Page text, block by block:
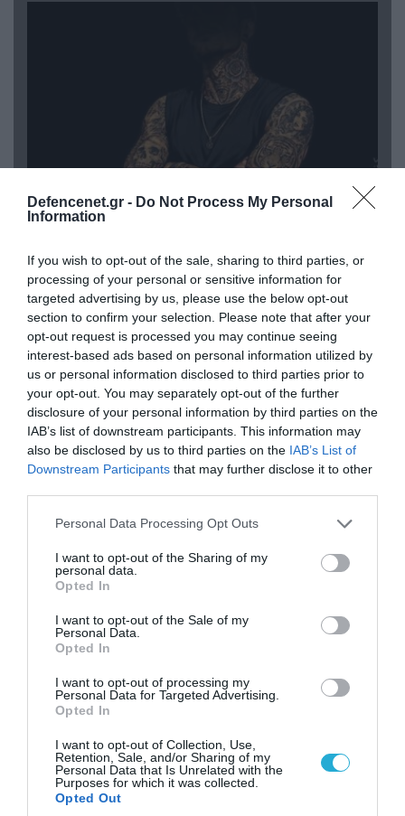
Defencenet.gr - Do Not Process My Personal
Information
If you wish to opt-out of the sale, sharing to third parties, or
processing of your personal or sensitive information for
targeted advertising by us, please use the below opt-out
section to confirm your selection. Please note that after your
opt-out request is processed you may continue seeing
interest-based ads based on personal information utilized by
us or personal information disclosed to third parties prior to
your opt-out. You may separately opt-out of the further
disclosure of your personal information by third parties on the
IAB’s list of downstream participants. This information may
also be disclosed by us to third parties on the IAB’s List of
Downstream Participants that may further disclose it to other
Please note that this website/app uses one or more Google
not limited to your visit or usage behaviour. You may click to
grant or deny consent to Google and its third-party tags to
use your data for below specified purposes in below Google
consent section.
Personal Data Processing Opt Outs
I want to opt-out of the Sharing of my
personal data.
Opted In
I want to opt-out of the Sale of my
Personal Data.
Opted In
I want to opt-out of processing my
Personal Data for Targeted Advertising.
Opted In
I want to opt-out of Collection, Use,
Retention, Sale, and/or Sharing of my
Personal Data that Is Unrelated with the
Purposes for which it was collected.
Opted Out
08.08.2026 | 09:02
του Αρκά για τα τατουάζ (φωτο)
07.08.2026 | 20:02
Ο Γιάννης Αλαφούζος «τέλειωσε» τον
Κωνσταντίνο Ζούλα από τον ΣΚΑΪ – Ο λόγος της
απομάκρυνσής του